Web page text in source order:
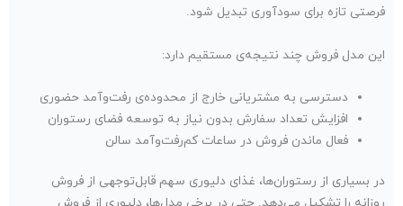
فرصتی تازه برای سودآوری تبدیل شود.
این مدل فروش چند نتیجه‌ی مستقیم دارد:
دسترسی به مشتریانی خارج از محدوده‌ی رفت‌وآمد حضوری
افزایش تعداد سفارش بدون نیاز به توسعه فضای رستوران
فعال ماندن فروش در ساعات کم‌رفت‌وآمد سالن
در بسیاری از رستوران‌ها، غذای دلیوری سهم قابل‌توجهی از فروش